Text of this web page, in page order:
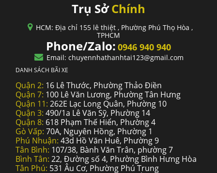
Trụ SởChính
HCM: Địa chỉ 155 lê thiệt , Phường Phú Thọ Hòa ,
TPHCM
Phone/Zalo: 0946 940 940
Email: chuyennhathanhtai123@gmail.com
DANH SÁCH BÃI XE
Quận 2: 16 Lê Thước, Phường Thảo Điền
Quận 7: 100 Lê Văn Lương, Phường Tân Hưng
Quận 11: 262E Lạc Long Quân, Phường 10
Quận 3: 490/1a Lê Văn Sỹ, Phường 14
Quận 8: 618 Phạm Thế Hiển, Phường 4
Gò Vấp: 70A, Nguyên Hồng, Phường 1
Phú Nhuận: 43d Hồ Văn Huê, Phường 9
Tân Bình: 107/38, Bành Văn Trân, phường 7
Bình Tân: 22, Đường số 4, Phường Bình Hưng Hòa
Tân Phú: 531 Âu Cơ, Phường Phú Trung